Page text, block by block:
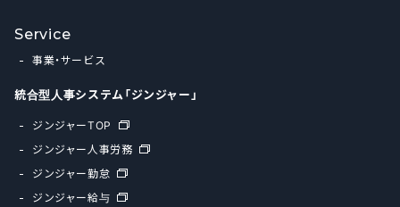
Service
事業・サービス
統合型人事システム「ジンジャー」
ジンジャーTOP
ジンジャー人事労務
ジンジャー勤怠
ジンジャー給与